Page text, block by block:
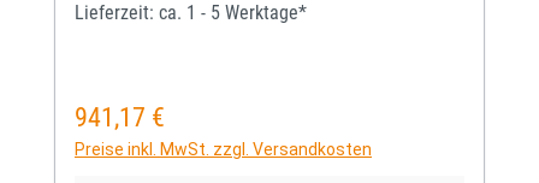
Lieferzeit: ca. 1 - 5 Werktage*
Regulärer Preis:
941,17 €
Preise inkl. MwSt. zzgl. Versandkosten